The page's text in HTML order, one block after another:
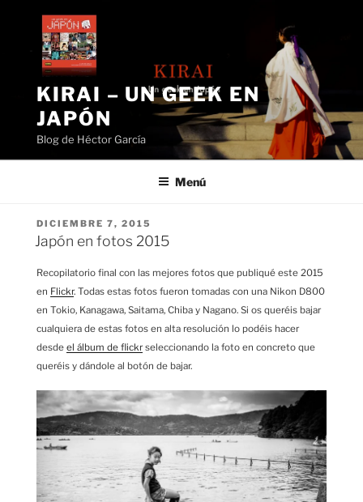
contenido
KIRAI – UN GEEK EN
JAPÓN
Blog de Héctor García
Menú
PUBLICADO
EL
DICIEMBRE 7, 2015
Japón en fotos 2015
Recopilatorio final con las mejores fotos que publiqué este 2015
en Flickr. Todas estas fotos fueron tomadas con una Nikon D800
en Tokio, Kanagawa, Saitama, Chiba y Nagano. Si os queréis bajar
cualquiera de estas fotos en alta resolución lo podéis hacer
desde el álbum de flickrseleccionando la foto en concreto que
queréis y dándole al botón de bajar.